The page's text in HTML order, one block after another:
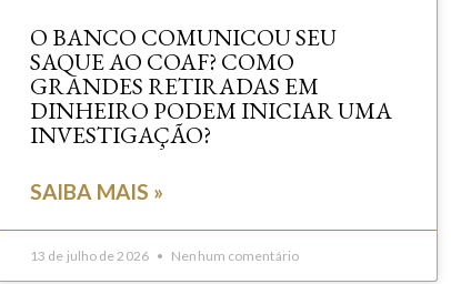
O BANCO COMUNICOU SEU
SAQUE AO COAF? COMO
GRANDES RETIRADAS EM
DINHEIRO PODEM INICIAR UMA
INVESTIGAÇÃO?
SAIBA MAIS »
13 de julho de 2026 Nenhum comentário